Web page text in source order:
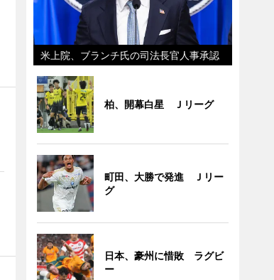
米上院、ブランチ氏の司法長官人事承認
柏、開幕白星 Ｊリーグ
町田、大勝で発進 Ｊリー
グ
日本、豪州に惜敗 ラグビ
ー